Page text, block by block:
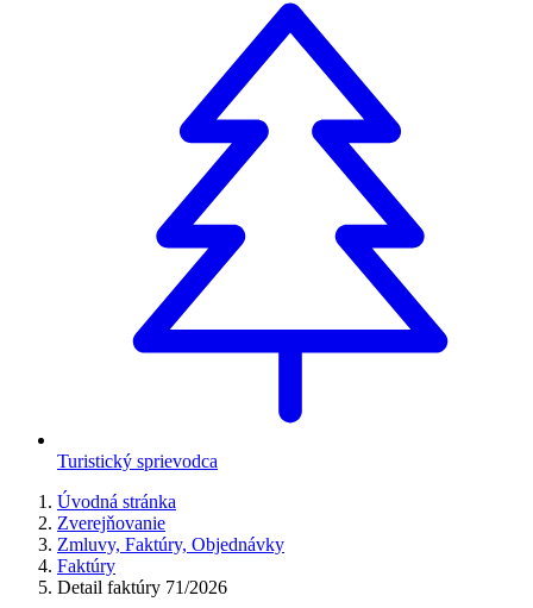
Turistický sprievodca
Úvodná stránka
Zverejňovanie
Zmluvy, Faktúry, Objednávky
Faktúry
Detail faktúry 71/2026